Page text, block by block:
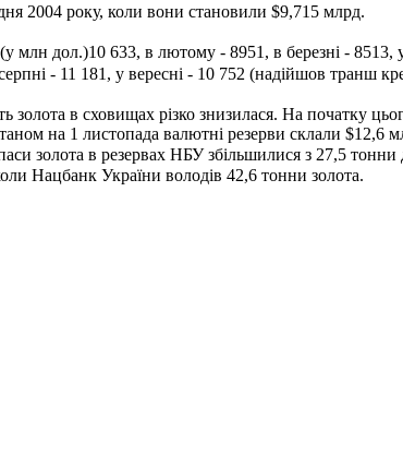
2004 року, коли вони становили $9,715 млрд.
млн дол.)10 633, в лютому - 8951, в березні - 8513,
- 11 181, у вересні - 10 752 (надійшов транш
в сховищах різко знизилася. На початку
на 1 листопада валютні резерви склали
золота в резервах НБУ збільшилися з 27,5
Нацбанк України володів 42,6 тонни золота.